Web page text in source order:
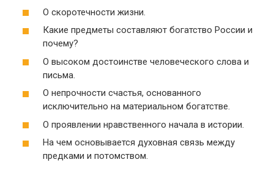
О скоротечности жизни.
Какие предметы составляют богатство России и
почему?
О высоком достоинстве человеческого слова и
письма.
О непрочности счастья, основанного
исключительно на материальном богатстве.
О проявлении нравственного начала в истории.
На чем основывается духовная связь между
предками и потомством.